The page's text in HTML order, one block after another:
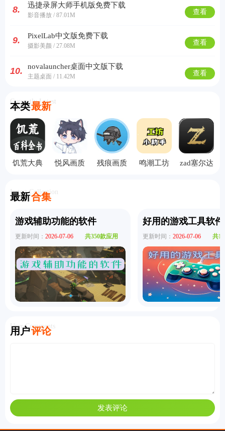
8. 迅捷录屏大师手机版免费下载
影音播放 / 87.01M 查看
9. PixelLab中文版免费下载
摄影美颜 / 27.08M 查看
10. novalauncher桌面中文版下载
主题桌面 / 11.42M 查看
本类最新
Currently Latest
饥荒大典
悦风画质
残痕画质
鸣潮工坊
zad塞尔达
最新合集
Latest Collection
游戏辅助功能的软件
更新时间： 2026-07-06 共350款应用
好用的游戏工具软件
更新时间： 2026-07-06 共
用户评论
User Comments